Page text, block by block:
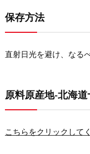
保存方法
直射日光を避け、なる
原料原産地-北海
こちらをクリックして